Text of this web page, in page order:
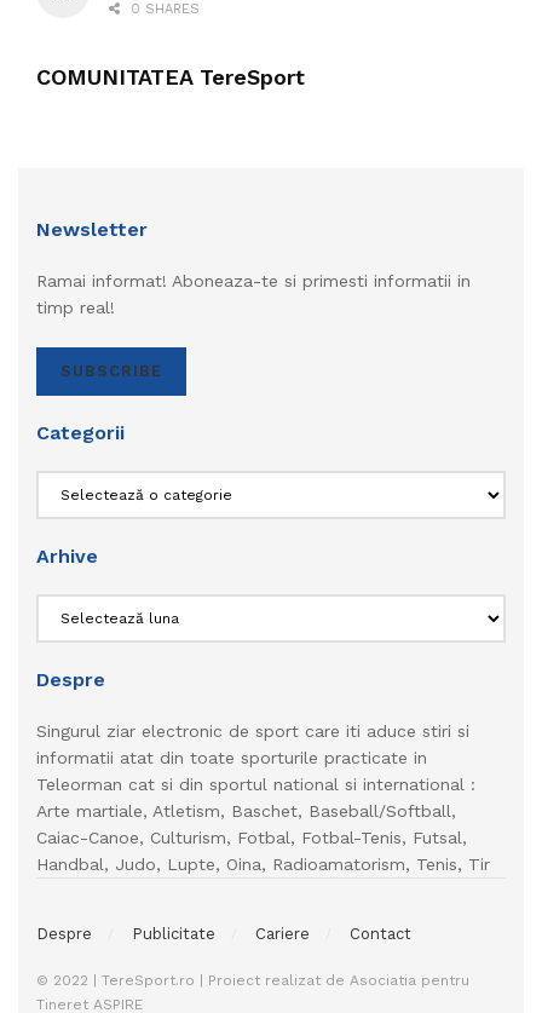
0 SHARES
COMUNITATEA TereSport
Newsletter
Ramai informat! Aboneaza-te si primesti informatii in
timp real!
SUBSCRIBE
Categorii
Arhive
Despre
Singurul ziar electronic de sport care iti aduce stiri si
informatii atat din toate sporturile practicate in
Teleorman cat si din sportul national si international :
Arte martiale, Atletism, Baschet, Baseball/Softball,
Caiac-Canoe, Culturism, Fotbal, Fotbal-Tenis, Futsal,
Handbal, Judo, Lupte, Oina, Radioamatorism, Tenis, Tir
Despre Publicitate Cariere Contact
© 2022 | TereSport.ro | Proiect realizat de Asociatia pentru
Tineret ASPIRE